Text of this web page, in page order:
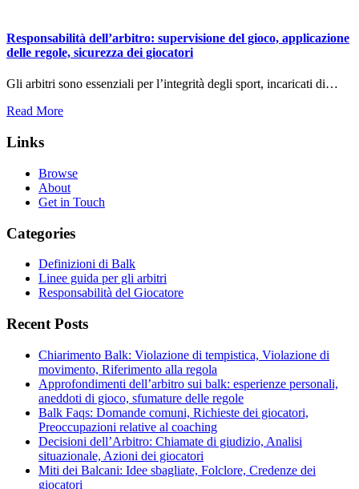
Responsabilità dell’arbitro: supervisione del gioco, applicazione
delle regole, sicurezza dei giocatori
Gli arbitri sono essenziali per l’integrità degli sport, incaricati di…
Read More
Links
Browse
About
Get in Touch
Categories
Definizioni di Balk
Linee guida per gli arbitri
Responsabilità del Giocatore
Recent Posts
Chiarimento Balk: Violazione di tempistica, Violazione di
movimento, Riferimento alla regola
Approfondimenti dell’arbitro sui balk: esperienze personali,
aneddoti di gioco, sfumature delle regole
Balk Faqs: Domande comuni, Richieste dei giocatori,
Preoccupazioni relative al coaching
Decisioni dell’Arbitro: Chiamate di giudizio, Analisi
situazionale, Azioni dei giocatori
Miti dei Balcani: Idee sbagliate, Folclore, Credenze dei
giocatori